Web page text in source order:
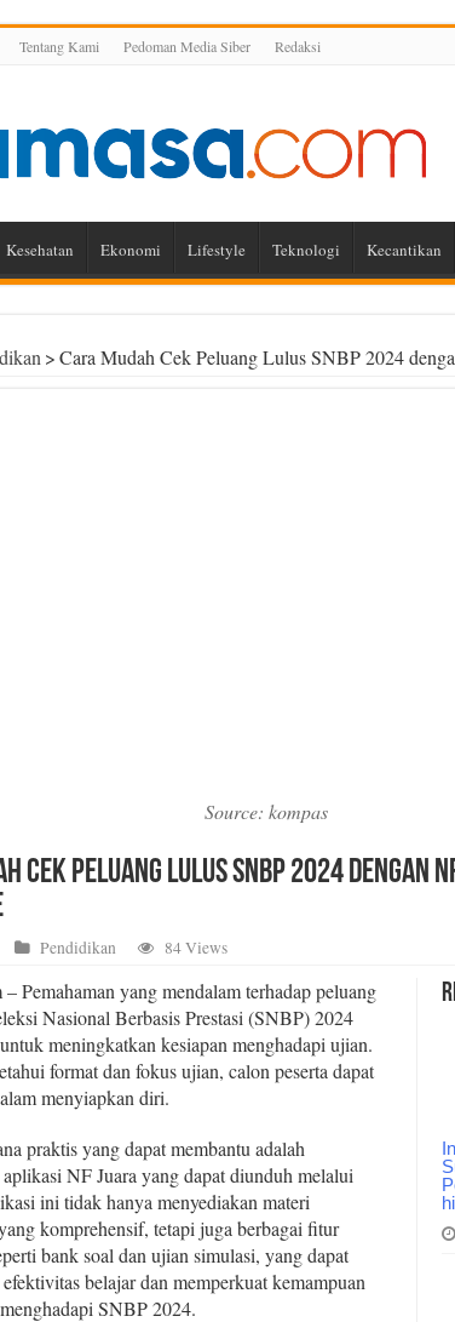
Tentang Kami Pedoman Media Siber Redaksi
Kesehatan Ekonomi Lifestyle Teknologi Kecantikan
>Cara Mudah Cek Peluang Lulus SNBP 2024
Source: kompas
Cek Peluang Lulus SNBP 2024 dengan
Pendidikan 84 Views
Pemahaman yang mendalam terhadap peluang
Nasional Berbasis Prestasi (SNBP) 2024
meningkatkan kesiapan menghadapi ujian.
format dan fokus ujian, calon peserta dapat
menyiapkan diri.
praktis yang dapat membantu adalah
NF Juara yang dapat diunduh melalui
ini tidak hanya menyediakan materi
komprehensif, tetapi juga berbagai fitur
bank soal dan ujian simulasi, yang dapat
belajar dan memperkuat kemampuan
SNBP 2024.